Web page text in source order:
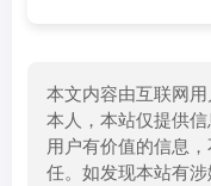
本文内容由互联网
本人，本站仅提供
用户有价值的信息
任。如发现本站有